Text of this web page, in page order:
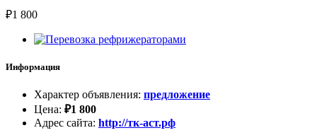
₽1 800
Информация
Характер объявления: предложение
Цена: ₽1 800
Адрес сайта: http://тк-аст.рф